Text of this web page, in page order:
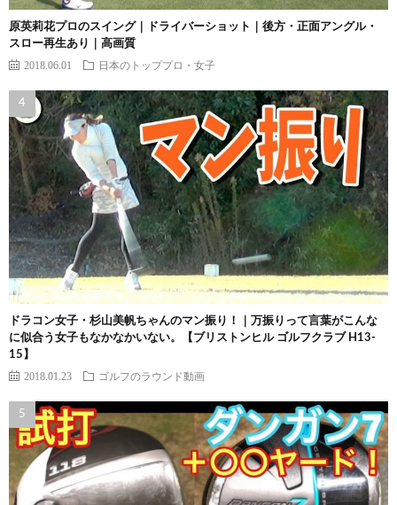
原英莉花プロのスイング｜ドライバーショット｜後方・正面アングル・
スロー再生あり｜高画質
2018.06.01 日本のトッププロ・女子
ドラコン女子・杉山美帆ちゃんのマン振り！｜万振りって言葉がこんな
に似合う女子もなかなかいない。【ブリストンヒル ゴルフクラブ H13-
15】
2018.01.23 ゴルフのラウンド動画